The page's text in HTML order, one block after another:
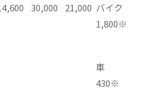
30,000 21,000 バイク
1,800※
車
430※